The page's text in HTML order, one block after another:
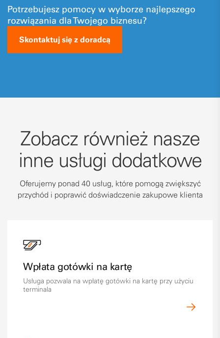
Potrzebujesz pomocy w wyborze najlepszego
rozwiązania dla Twojego biznesu?
Skontaktuj się z doradcą
Zobacz również nasze
inne usługi dodatkowe
Oferujemy ponad 40 usług, które pomogą zwiększyć
przychód i poprawić doświadczenie zakupowe klienta
Wpłata gotówki na kartę
Usługa pozwala na wpłatę gotówki na kartę przy użyciu
terminala